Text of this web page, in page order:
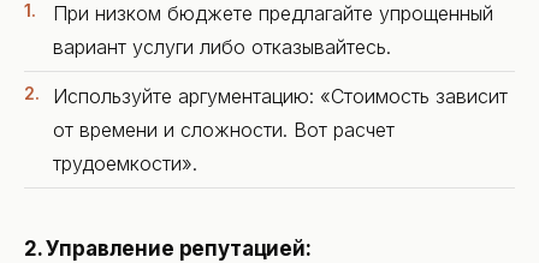
При низком бюджете предлагайте упрощенный
вариант услуги либо отказывайтесь.
Используйте аргументацию: «Стоимость зависит
от времени и сложности. Вот расчет
трудоемкости».
2. Управление репутацией: